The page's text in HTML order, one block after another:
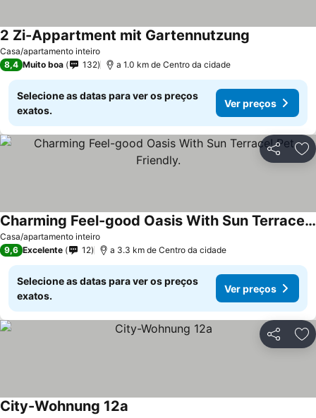
Casa/apartamento inteiro
2 Zi-Appartment mit Gartennutzung
8,4 Muito boa 132 a 1.0 km de Centro da cidade
Selecione as datas para ver os preços
exatos.
Ver preços
Partilhar
Casa/apartamento inteiro
Charming Feel-good Oasis With Sun Terrace! Pet Friendly.
9,6 Excelente 12 a 3.3 km de Centro da cidade
Selecione as datas para ver os preços
exatos.
Ver preços
Partilhar
City-Wohnung 12a